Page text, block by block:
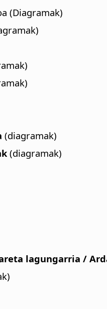
(Diagramak)
(diagramak)
(diagramak)
lagungarria /